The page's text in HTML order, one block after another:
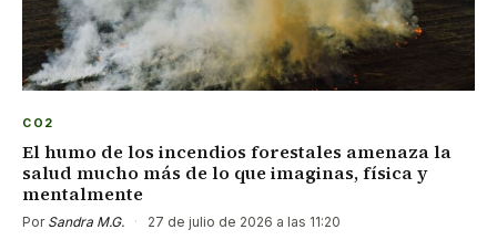
CO2
El humo de los incendios forestales amenaza la
salud mucho más de lo que imaginas, física y
mentalmente
Por Sandra M.G. · 27 de julio de 2026 a las 11:20